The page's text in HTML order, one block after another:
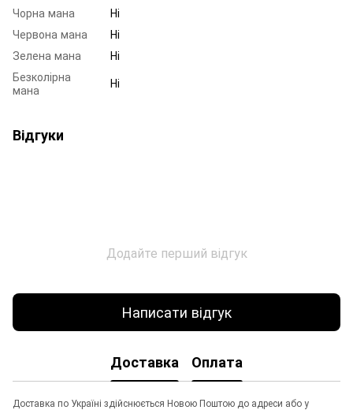
Чорна мана
Ні
Червона мана
Ні
Зелена мана
Ні
Безколірна
мана
Ні
Відгуки
Додайте перший відгук
Написати відгук
Доставка Оплата
Доставка по Україні здійснюється Новою Поштою до адреси або у